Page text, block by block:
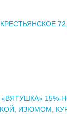
ИЗЮМОМ,